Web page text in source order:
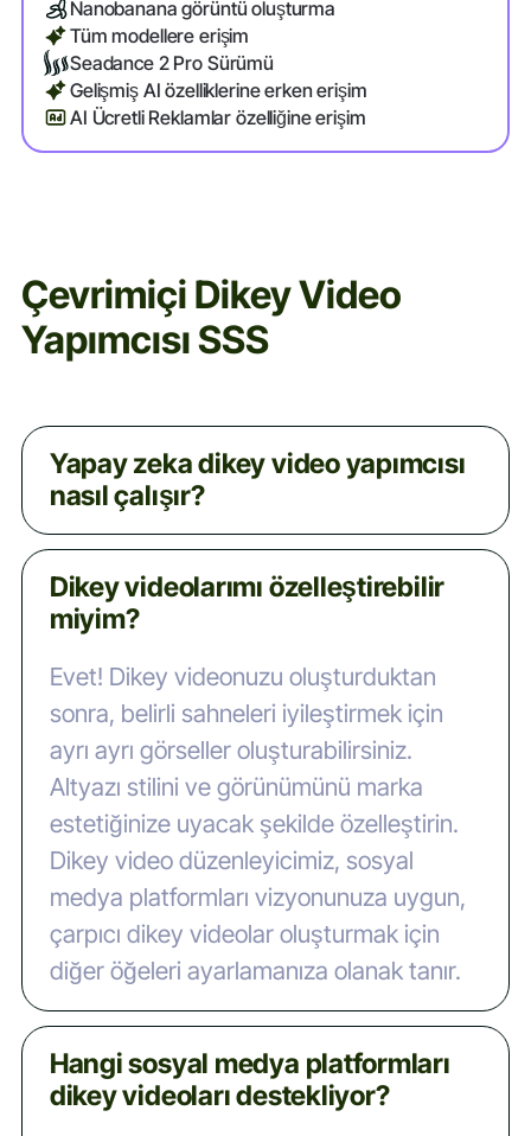
Nanobanana görüntü oluşturma
Tüm modellere erişim
Seadance 2 Pro Sürümü
Gelişmiş AI özelliklerine erken erişim
AI Ücretli Reklamlar özelliğine erişim
Çevrimiçi Dikey Video
Yapımcısı SSS
Yapay zeka dikey video yapımcısı
nasıl çalışır?
Çevrimiçi dikey video oluşturucumuz,
metninizi dikey videolara dönüştürmek
için yapay zeka destekli düzenleme
özelliğini kullanır. Metninizi girin, dikey
format için tasarlanmış video şablonlarını
seçin, arka plan müziğini ve yapay zeka
seslendirmelerini seçin; yapay zeka
otomatik olarak göz alıcı dikey videolar
oluşturacaktır. Instagram Reels, YouTube
Shorts ve sosyal medya platformlarına
indirin ve yükleyin.
Dikey videolarımı özelleştirebilir
miyim?
Evet! Dikey videonuzu oluşturduktan
sonra, belirli sahneleri iyileştirmek için
ayrı ayrı görseller oluşturabilirsiniz.
Altyazı stilini ve görünümünü marka
estetiğinize uyacak şekilde özelleştirin.
Dikey video düzenleyicimiz, sosyal
medya platformları vizyonunuza uygun,
çarpıcı dikey videolar oluşturmak için
diğer öğeleri ayarlamanıza olanak tanır.
Hangi sosyal medya platformları
dikey videoları destekliyor?